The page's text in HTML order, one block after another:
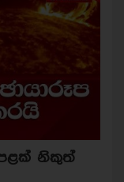
නිකුත්